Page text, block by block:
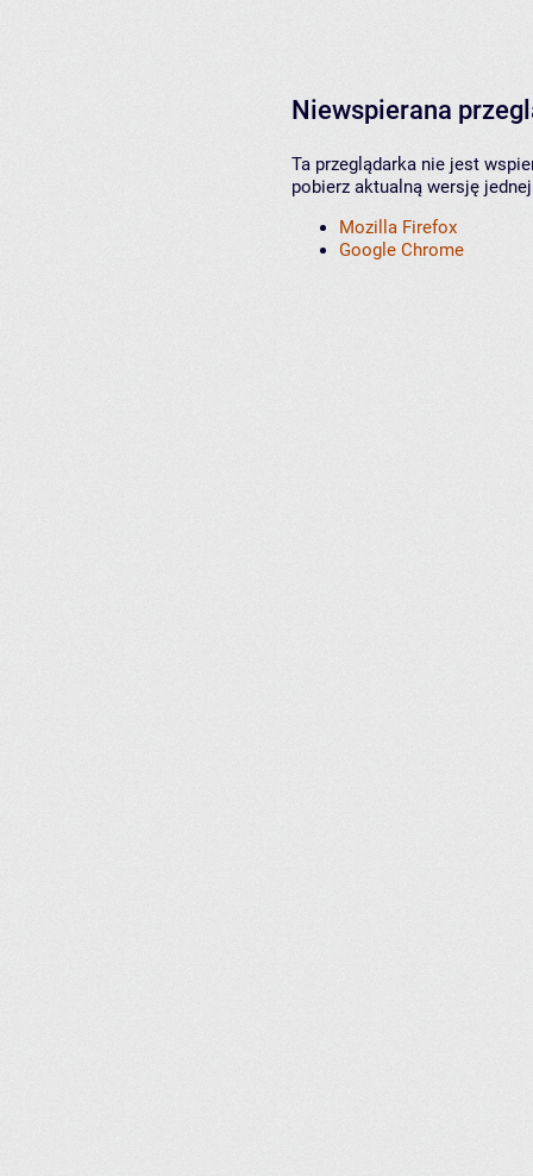
Niewspierana
Ta przeglądarka nie jest
pobierz aktualną wersję
Mozilla Firefox
Google Chrome